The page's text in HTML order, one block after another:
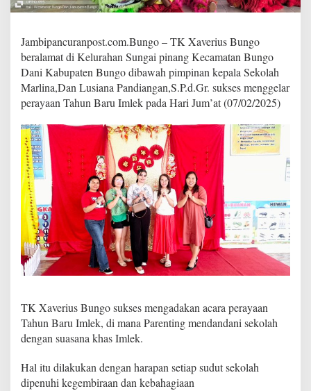
y
a
n
t
h
u
B
a
r
u
I
m
l
e
k
u
n
t
W
a
i
a
n
Jambipancuranpost.com.Bungo – TK Xaverius Bungo
beralamat di Kelurahan Sungai pinang Kecamatan Bungo
Dani Kabupaten Bungo dibawah pimpinan kepala Sekolah
Marlina,Dan Lusiana Pandiangan,S.P.d.Gr. sukses menggelar
perayaan Tahun Baru Imlek pada Hari Jum’at (07/02/2025)
TK Xaverius Bungo sukses mengadakan acara perayaan
Tahun Baru Imlek, di mana Parenting mendandani sekolah
dengan suasana khas Imlek.
Hal itu dilakukan dengan harapan setiap sudut sekolah
dipenuhi kegembiraan dan kebahagiaan